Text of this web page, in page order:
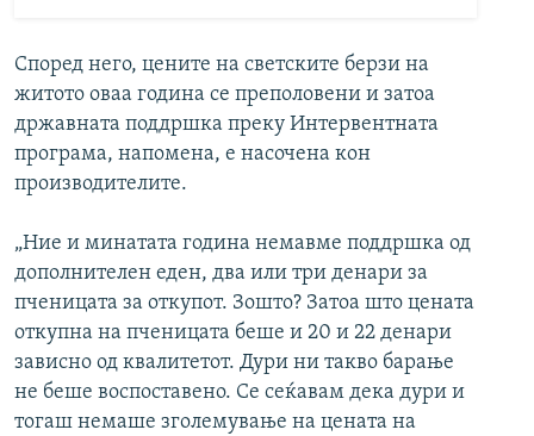
Според него, цените на светските берзи на
житото оваа година се преполовени и затоа
државната поддршка преку Интервентната
програма, напомена, е насочена кон
производителите.
„Ние и минатата година немавме поддршка од
дополнителен еден, два или три денари за
пченицата за откупот. Зошто? Затоа што цената
откупна на пченицата беше и 20 и 22 денари
зависно од квалитетот. Дури ни такво барање
не беше воспоставено. Се сеќавам дека дури и
тогаш немаше зголемување на цената на